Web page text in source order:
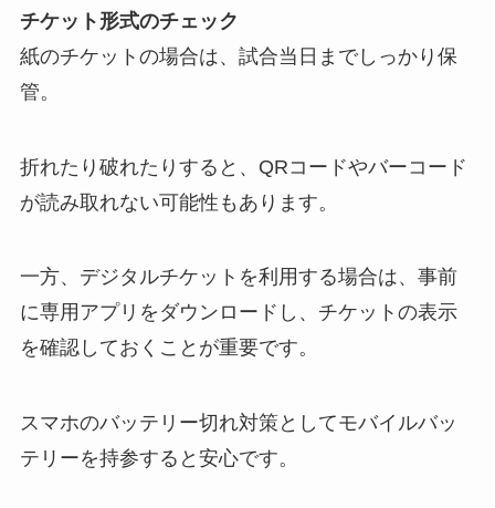
チケット形式のチェック
紙のチケットの場合は、試合当日までしっかり保
管。
折れたり破れたりすると、QRコードやバーコード
が読み取れない可能性もあります。
一方、デジタルチケットを利用する場合は、事前
に専用アプリをダウンロードし、チケットの表示
を確認しておくことが重要です。
スマホのバッテリー切れ対策としてモバイルバッ
テリーを持参すると安心です。